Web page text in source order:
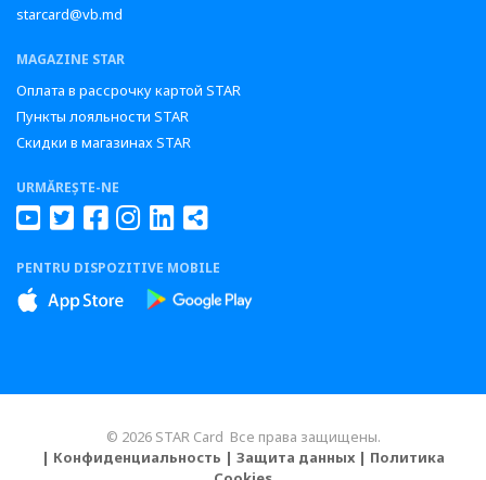
starcard@vb.md
MAGAZINE STAR
Оплата в рассрочку картой STAR
Пункты лояльности STAR
Скидки в магазинах STAR
URMĂREȘTE-NE
PENTRU DISPOZITIVE MOBILE
© 2026 STAR Card Все права защищены.
| Конфиденциальность | Защита данных | Политика